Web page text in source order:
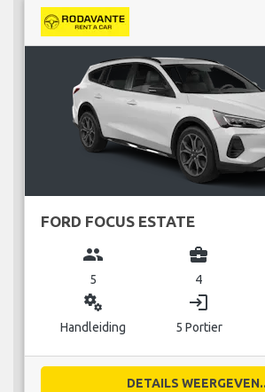
FORD FOCUS ESTATE
group
5
business_center
4
miscellaneous_services
Handleiding
login
5 Portier
DETAILS